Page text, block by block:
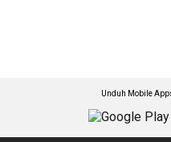
Unduh Mobile